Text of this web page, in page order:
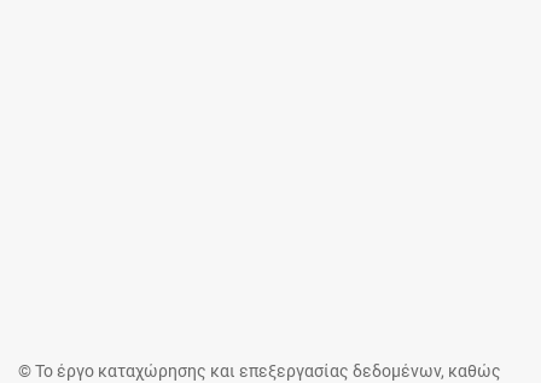
© Το έργο καταχώρησης και επεξεργασίας δεδομένων, καθώς